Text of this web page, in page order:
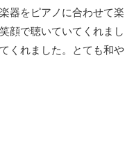
器をピアノに合わせて楽
顔で聴いていてくれまし
くれました。とても和や